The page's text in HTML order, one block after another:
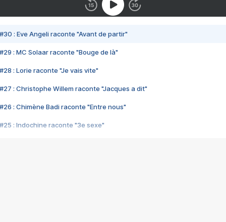
#30 : Eve Angeli raconte "Avant de partir"
#29 : MC Solaar raconte "Bouge de là"
#28 : Lorie raconte "Je vais vite"
#27 : Christophe Willem raconte "Jacques a dit"
#26 : Chimène Badi raconte "Entre nous"
#25 : Indochine raconte "3e sexe"